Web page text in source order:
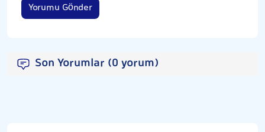
Yorumu Gönder
Son Yorumlar (0 yorum)